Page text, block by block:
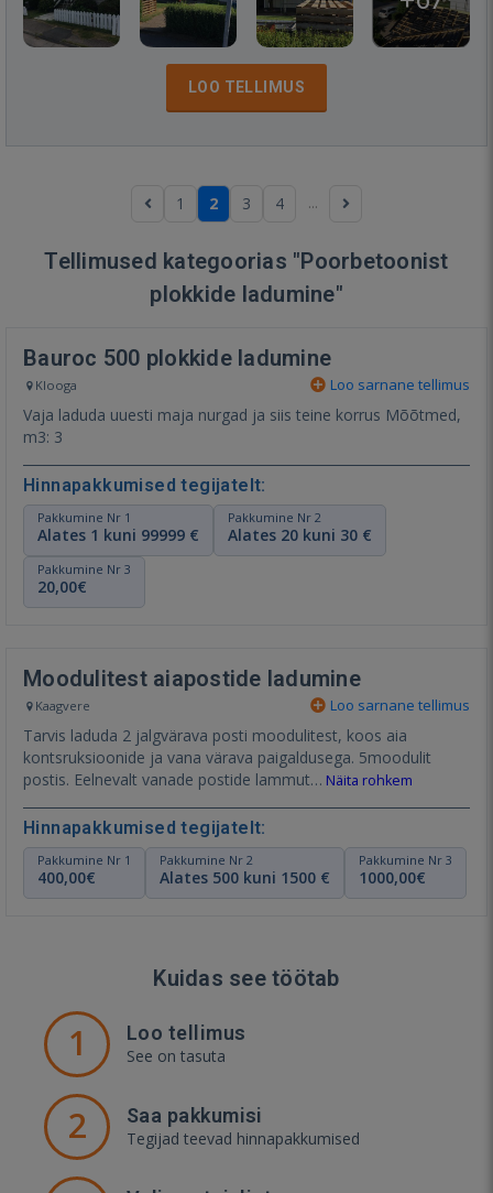
LOO TELLIMUS
1 2 3 4 ...
Tellimused kategoorias "Poorbetoonist
plokkide ladumine"
Bauroc 500 plokkide ladumine
Klooga Loo sarnane tellimus
Vaja laduda uuesti maja nurgad ja siis teine korrus Mõõtmed,
m3: 3
Hinnapakkumised tegijatelt:
Pakkumine Nr 1
Alates 1 kuni 99999 €
Pakkumine Nr 2
Alates 20 kuni 30 €
Pakkumine Nr 3
20,00€
Moodulitest aiapostide ladumine
Kaagvere Loo sarnane tellimus
Tarvis laduda 2 jalgvärava posti moodulitest, koos aia
kontsruksioonide ja vana värava paigaldusega. 5moodulit
postis. Eelnevalt vanade postide lammut… Näita rohkem
Hinnapakkumised tegijatelt:
Pakkumine Nr 1
400,00€
Pakkumine Nr 2
Alates 500 kuni 1500 €
Pakkumine Nr 3
1000,00€
Kuidas see töötab
1 Loo tellimus
See on tasuta
2 Saa pakkumisi
Tegijad teevad hinnapakkumised